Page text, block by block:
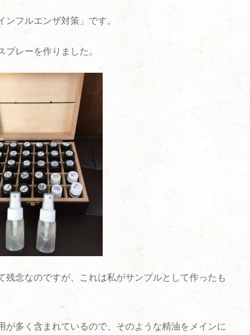
フルエンザ対策」です。
レーを作りました。
残念なのですが、これは私がサンプルとして作ったも
が多く含まれているので、そのような精油をメインに